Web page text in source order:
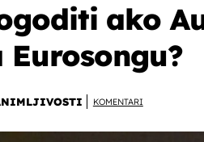
ako
KOMENTARI